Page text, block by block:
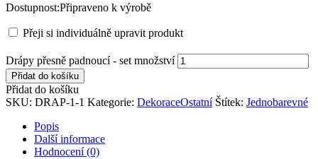
Dostupnost:Připraveno k výrobě
Přeji si individuálně upravit produkt
Drápy přesně padnoucí - set množství
Přidat do košíku
Přidat do košíku
SKU: DRAP-1-1 Kategorie: DekoraceOstatní Štítek: Jednobarevné
Popis
Další informace
Hodnocení (0)